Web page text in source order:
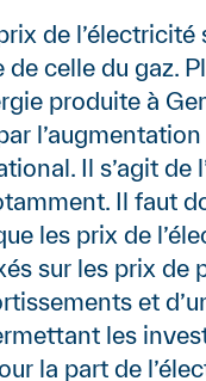
de l’électricité
celle du gaz.
produite à
l’augmentation
Il s’agit de
Il faut
les prix de
sur les prix de
et
les
la part de